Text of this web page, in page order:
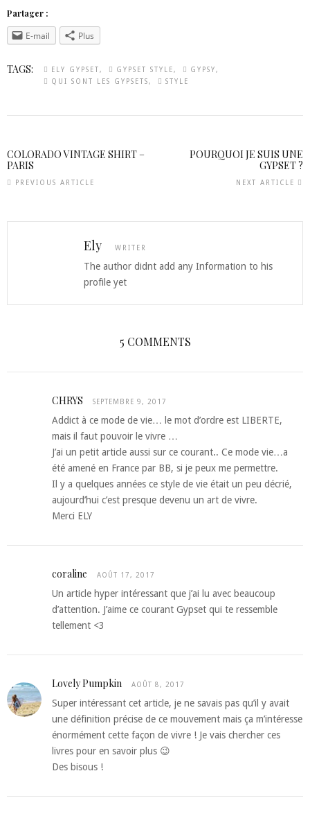
Partager :
E-mail Plus
TAGS: ELY GYPSET GYPSET STYLE
GYPSY
QUI SONT LES GYPSETS
STYLE
COLORADO VINTAGE SHIRT –
PARIS
PREVIOUS ARTICLE
POURQUOI JE SUIS UNE
GYPSET ?
NEXT ARTICLE
Ely WRITER
The author didnt add any Information to his
profile yet
5 COMMENTS
CHRYS SEPTEMBRE 9, 2017
Addict à ce mode de vie… le mot d’ordre est LIBERTE,
mais il faut pouvoir le vivre …
J’ai un petit article aussi sur ce courant.. Ce mode vie…a
été amené en France par BB, si je peux me permettre.
Il y a quelques années ce style de vie était un peu décrié,
aujourd’hui c’est presque devenu un art de vivre.
Merci ELY
coraline AOÛT 17, 2017
Un article hyper intéressant que j’ai lu avec beaucoup
d’attention. J’aime ce courant Gypset qui te ressemble
tellement <3
Lovely Pumpkin AOÛT 8, 2017
Super intéressant cet article, je ne savais pas qu’il y avait
une définition précise de ce mouvement mais ça m’intéresse
énormément cette façon de vivre ! Je vais chercher ces
livres pour en savoir plus 😉
Des bisous !